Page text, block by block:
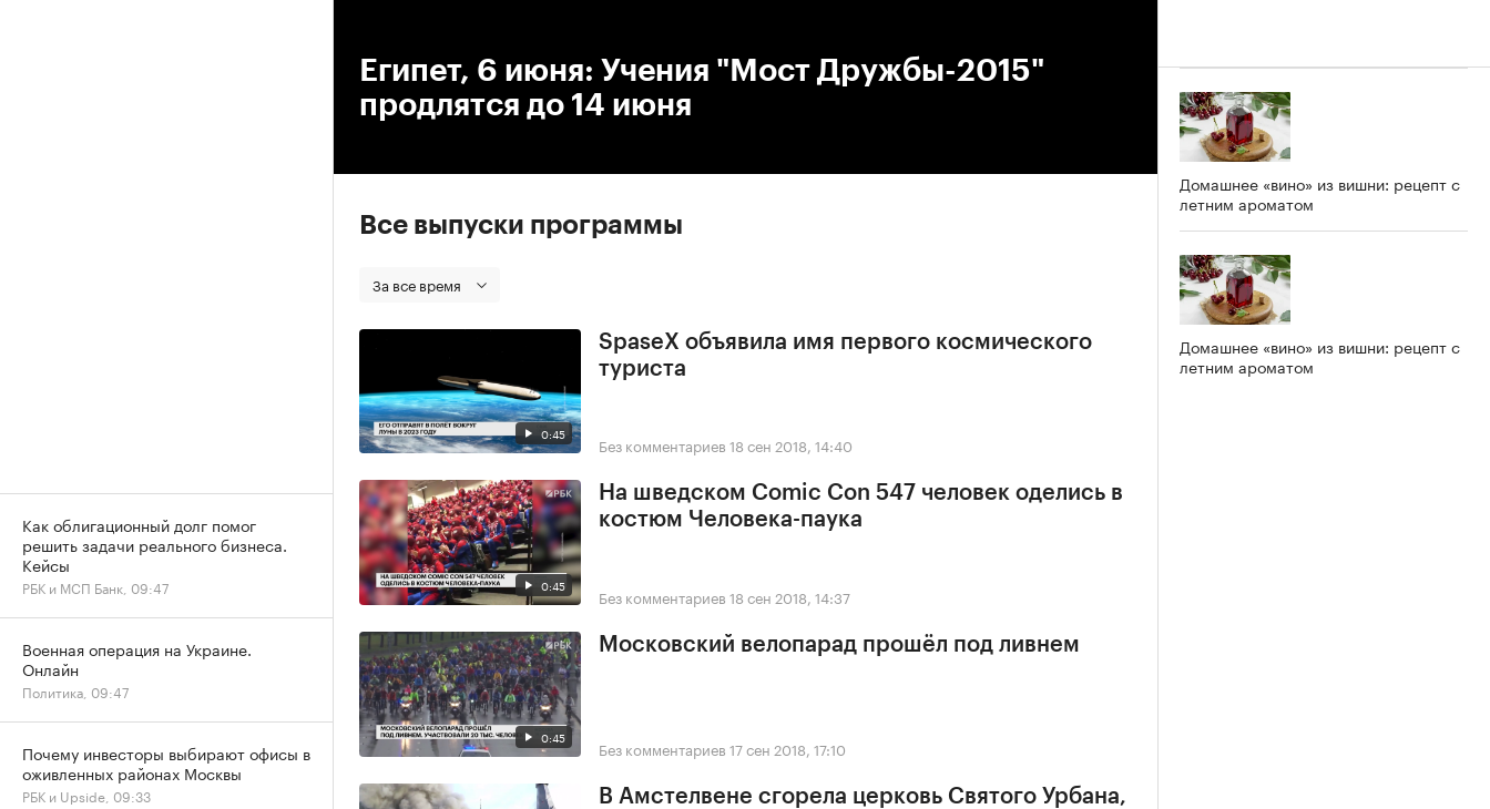
Египет, 6 июня: Учения "Мост Дружбы-2015"
продлятся до 14 июня
Все выпуски программы
За все время
0:45
SpaseX объявила имя первого космического
туриста
Без комментариев 18 сен 2018, 14:40
0:45
На шведском Comic Con 547 человек оделись в
костюм Человека-паука
Без комментариев 18 сен 2018, 14:37
0:45
Московский велопарад прошёл под ливнем
Без комментариев 17 сен 2018, 17:10
В Амстелвене сгорела церковь Святого Урбана,
Домашнее «вино» из вишни: рецепт с
летним ароматом
Домашнее «вино» из вишни: рецепт с
летним ароматом
Как облигационный долг помог
решить задачи реального бизнеса.
Кейсы
РБК и МСП Банк, 09:47
Военная операция на Украине.
Онлайн
Политика, 09:47
Почему инвесторы выбирают офисы в
оживленных районах Москвы
РБК и Upside, 09:33